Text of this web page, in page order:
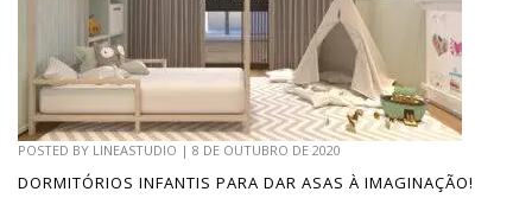
POSTED BY LINEASTUDIO | 8 DE OUTUBRO DE 2020
DORMITÓRIOS INFANTIS PARA DAR ASAS À IMAGINAÇÃO!